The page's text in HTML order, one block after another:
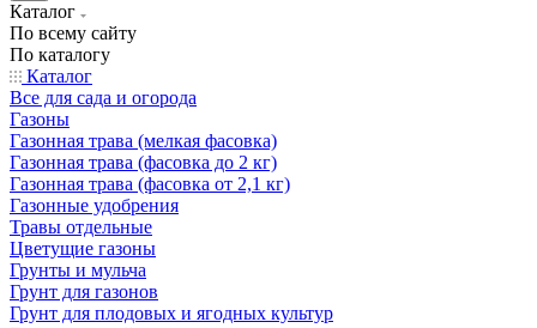
Каталог
По всему сайту
По каталогу
Каталог
Все для сада и огорода
Газоны
Газонная трава (мелкая фасовка)
Газонная трава (фасовка до 2 кг)
Газонная трава (фасовка от 2,1 кг)
Газонные удобрения
Травы отдельные
Цветущие газоны
Грунты и мульча
Грунт для газонов
Грунт для плодовых и ягодных культур